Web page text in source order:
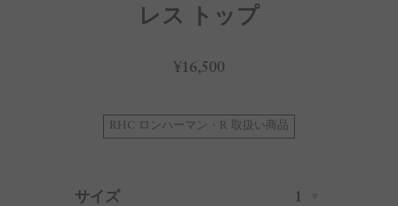
レス トップ
¥16,500
RHC ロンハーマン・R 取扱い商品
サイズ 1